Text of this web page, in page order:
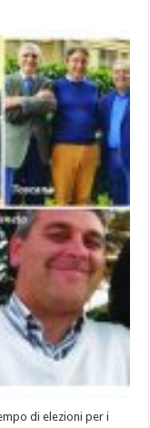
di elezioni per i